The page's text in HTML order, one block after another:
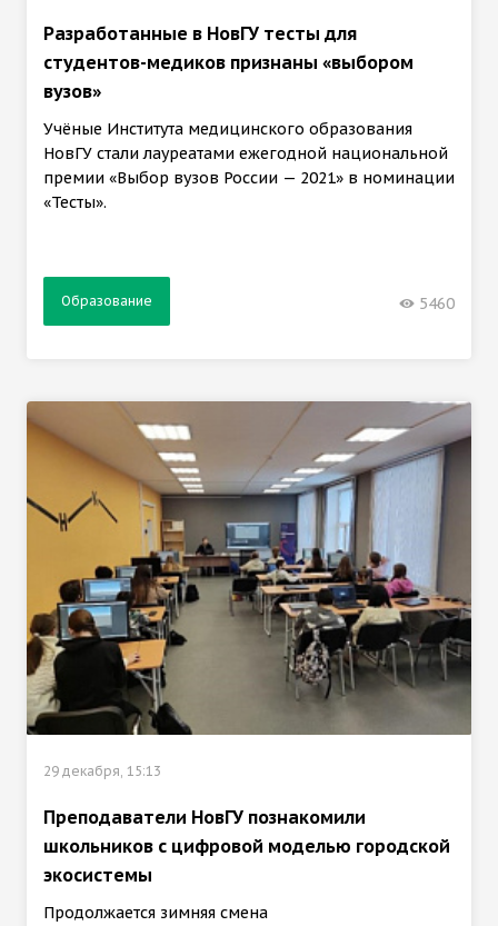
Разработанные в НовГУ тесты для
студентов-медиков признаны «выбором
вузов»
Учёные Института медицинского образования
НовГУ стали лауреатами ежегодной национальной
премии «Выбор вузов России — 2021» в номинации
«Тесты».
Образование 5460
29 декабря, 15:13
Преподаватели НовГУ познакомили
школьников с цифровой моделью городской
экосистемы
Продолжается зимняя смена